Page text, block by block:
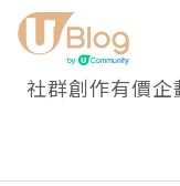
社群創作有價企